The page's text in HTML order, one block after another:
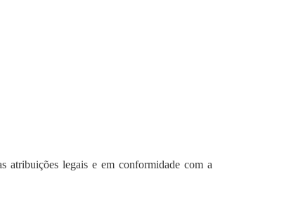
atribuições legais e em conformidade com a